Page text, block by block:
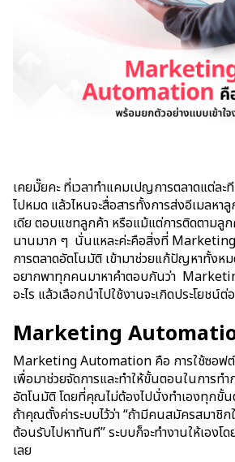
เคยมั๊ยคะที่เวลาทำแคมเปญการตลาดแต่ละ
ไปหมด แล้วไหนจะสื่อสารทั้งการส่งอีเมลหา
เดีย ตอบแชทลูกค้า หรือแม้แต่การติดตามลูก
นานมาก ๆ นั่นแหละค่ะคือสิ่งที่ Marketing
การตลาดอัตโนมัติ เข้ามาช่วยแก้ปัญหาทั้งห
อยากพาทุกคนมาหาคำตอบกันว่า
อะไร แล้วเลือกนำไปใช้งานจะเกิดประโยชน์ต่อ
Marketing
Marketing Automation คือ การใช้ซอฟ
เพื่อมาช่วยจัดการและทำให้ขั้นตอนในการทำ
อัตโนมัติ โดยที่คุณไม่ต้องไปนั่งทำเองทุกขั้
ถ้าคุณตั้งค่าระบบไว้ว่า “ถ้ามีคนสมัครสมาชิก
ต้อนรับไปหาทันที” ระบบก็จะทำงานให้เอง
เลย